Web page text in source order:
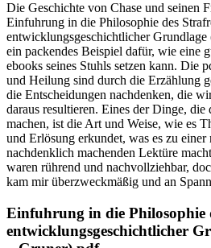
Die Geschichte von Chase und seinen
Einfuhrung in die Philosophie des
entwicklungsgeschichtlicher
ein packendes Beispiel dafür, wie eine
ebooks seines Stuhls setzen kann. Die
und Heilung sind durch die Erzählung
die Entscheidungen nachdenken, die
daraus resultieren. Eines der Dinge, die
machen, ist die Art und Weise, wie es
und Erlösung erkundet, was es zu
nachdenklich machenden Lektüre
waren rührend und nachvollziehbar,
kam mir überzweckmäßig und an
Einfuhrung in die Philosophie
entwicklungsgeschichtlicher